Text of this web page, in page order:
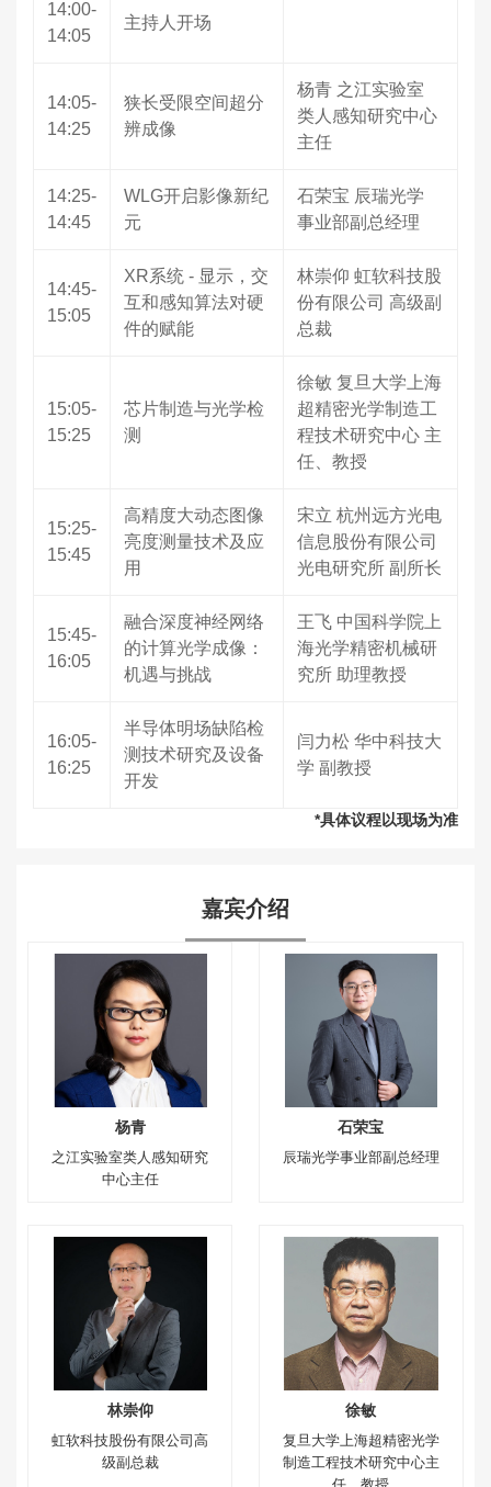
14:00-
14:05
主持人开场
14:05-
14:25
狭长受限空间超分
辨成像
杨青 之江实验室
类人感知研究中心
主任
14:25-
14:45
WLG开启影像新纪
元
石荣宝 辰瑞光学
事业部副总经理
14:45-
15:05
XR系统 - 显示，交
互和感知算法对硬
件的赋能
林崇仰 虹软科技股
份有限公司 高级副
总裁
15:05-
15:25
芯片制造与光学检
测
徐敏 复旦大学上海
超精密光学制造工
程技术研究中心 主
任、教授
15:25-
15:45
高精度大动态图像
亮度测量技术及应
用
宋立 杭州远方光电
信息股份有限公司
光电研究所 副所长
15:45-
16:05
融合深度神经网络
的计算光学成像：
机遇与挑战
王飞 中国科学院上
海光学精密机械研
究所 助理教授
16:05-
16:25
半导体明场缺陷检
测技术研究及设备
开发
闫力松 华中科技大
学 副教授
*具体议程以现场为准
嘉宾介绍
杨青
之江实验室类人感知研究
中心主任
石荣宝
辰瑞光学事业部副总经理
林崇仰
虹软科技股份有限公司高
级副总裁
徐敏
复旦大学上海超精密光学
制造工程技术研究中心主